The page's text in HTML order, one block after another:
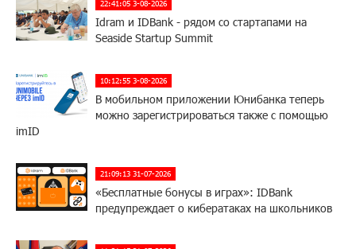
22:41:05 3-08-2026
Idram и IDBank - рядом со стартапами на
Seaside Startup Summit
10:12:55 3-08-2026
В мобильном приложении Юнибанка теперь
можно зарегистрироваться также с помощью
imID
21:09:13 31-07-2026
«Бесплатные бонусы в играх»: IDBank
предупреждает о кибератаках на школьников